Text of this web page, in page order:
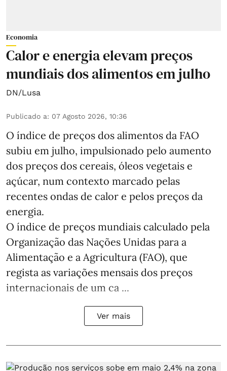
Economia
Calor e energia elevam preços
mundiais dos alimentos em julho
DN/Lusa
Publicado a: 07 Agosto 2026, 10:36
O índice de preços dos alimentos da FAO
subiu em julho, impulsionado pelo aumento
dos preços dos cereais, óleos vegetais e
açúcar, num contexto marcado pelas
recentes ondas de calor e pelos preços da
energia.
O índice de preços mundiais calculado pela
Organização das Nações Unidas para a
Alimentação e a Agricultura (FAO), que
regista as variações mensais dos preços
internacionais de um ca ...
Ver mais